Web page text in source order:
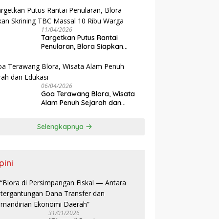
Sistem JKN
11/04/2026
‎Targetkan Putus Rantai
Penularan, Blora Siapkan
Warga
06/04/2026
Goa Terawang Blora, Wisata
Alam Penuh Sejarah dan
Selengkapnya
31/01/2026